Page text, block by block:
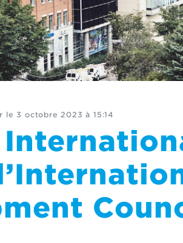
le 3 octobre 2023 à 15:14